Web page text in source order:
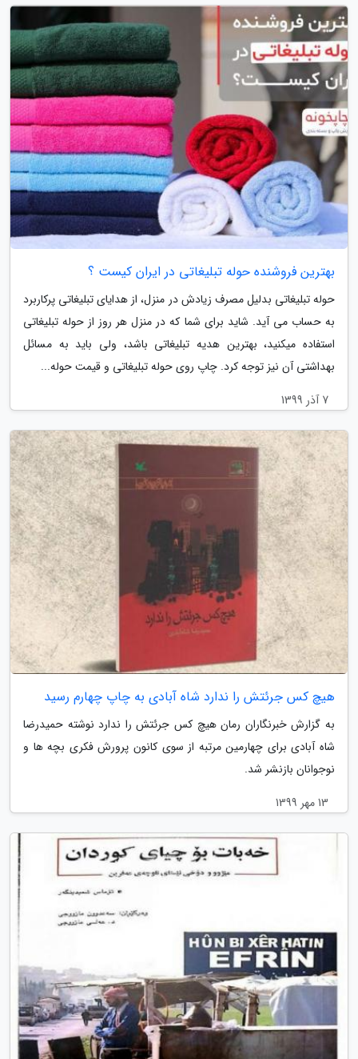
بهترین فروشنده حوله تبلیغاتی در ایران کیست ؟
حوله تبلیغاتی بدلیل مصرف زیادش در منزل، از هدایای تبلیغاتی پرکاربرد
به حساب می آید. شاید برای شما که در منزل هر روز از حوله تبلیغاتی
استفاده میکنید، بهترین هدیه تبلیغاتی باشد، ولی باید به مسائل
بهداشتی آن نیز توجه کرد. چاپ روی حوله تبلیغاتی و قیمت حوله...
7 آذر 1399
هیچ کس جرئتش را ندارد شاه آبادی به چاپ چهارم رسید
به گزارش خبرنگاران رمان هیچ کس جرئتش را ندارد نوشته حمیدرضا
شاه آبادی برای چهارمین مرتبه از سوی کانون پرورش فکری بچه ها و
نوجوانان بازنشر شد.
13 مهر 1399